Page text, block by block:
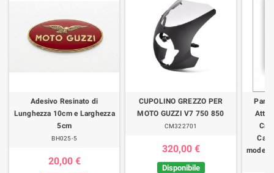
Adesivo Resinato di
Lunghezza 10cm e Larghezza
5cm
BH025-5
20,00 €
CUPOLINO GREZZO PER
MOTO GUZZI V7 750 850
CM322701
320,00 €
Disponibile
modelli